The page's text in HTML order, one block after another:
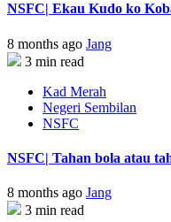
NSFC| Ekau Kudo ko
8 months ago Jang
3 min read
Kad Merah
Negeri Sembilan
NSFC
NSFC| Tahan bola atau
8 months ago Jang
3 min read